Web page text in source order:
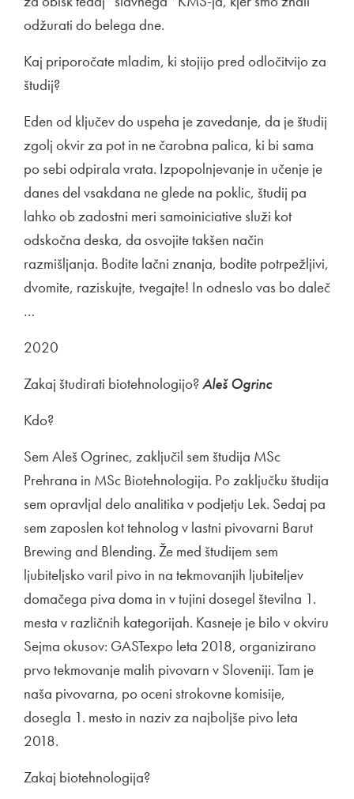
odžurati do belega dne.
Kaj priporočate mladim, ki stojijo pred odločitvijo za
študij?
Eden od ključev do uspeha je zavedanje, da je študij
zgolj okvir za pot in ne čarobna palica, ki bi sama
po sebi odpirala vrata. Izpopolnjevanje in učenje je
danes del vsakdana ne glede na poklic, študij pa
lahko ob zadostni meri samoiniciative služi kot
odskočna deska, da osvojite takšen način
razmišljanja. Bodite lačni znanja, bodite potrpežljivi,
dvomite, raziskujte, tvegajte! In odneslo vas bo daleč
…
2020
Zakaj študirati biotehnologijo?Aleš Ogrinc
Kdo?
Sem Aleš Ogrinec, zaključil sem študija MSc
Prehrana in MSc Biotehnologija. Po zaključku študija
sem opravljal delo analitika v podjetju Lek. Sedaj pa
sem zaposlen kot tehnolog v lastni pivovarni Barut
Brewing and Blending. Že med študijem sem
ljubiteljsko varil pivo in na tekmovanjih ljubiteljev
domačega piva doma in v tujini dosegel številna 1.
mesta v različnih kategorijah. Kasneje je bilo v okviru
Sejma okusov: GASTexpo leta 2018, organizirano
prvo tekmovanje malih pivovarn v Sloveniji. Tam je
naša pivovarna, po oceni strokovne komisije,
dosegla 1. mesto in naziv za najboljše pivo leta
2018.
Zakaj biotehnologija?